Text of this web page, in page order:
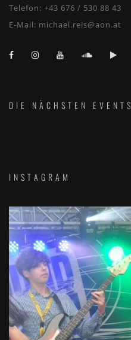
Telefon: +43 676 / 530 88 43
E-Mail: michael.reis@aon.at
DIE NÄCHSTEN EVENTS
INSTAGRAM